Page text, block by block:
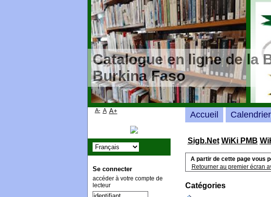
Catalogue en ligne de la
Burkina Faso
Sigb.Net WiKi PMB
A partir de cette page vous
Retourner au premier écran
Catégories
Accueil Calendrier
A- A A+
Se connecter
accéder à votre compte de
lecteur